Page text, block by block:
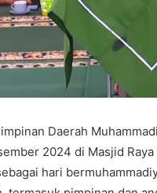
Daerah
2024 di Masjid
hari